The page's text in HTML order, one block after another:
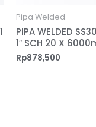
Pipa Welded
PIPA WELDED
1″ SCH 20 X
Rp878,500